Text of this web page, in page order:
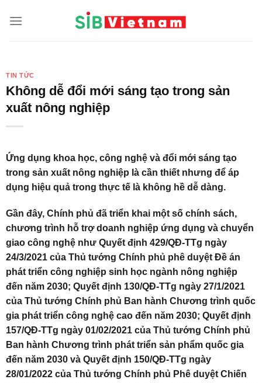
TIN TỨC
Không dễ đổi mới sáng tạo trong sản
xuất nông nghiệp
Ứng dụng khoa học, công nghệ và đổi mới sáng tạo
trong sản xuất nông nghiệp là cần thiết nhưng để áp
dụng hiệu quả trong thực tế là không hề dễ dàng.
Gần đây, Chính phủ đã triển khai một số chính sách,
chương trình hỗ trợ doanh nghiệp ứng dụng và chuyển
giao công nghệ như Quyết định 429/QĐ-TTg ngày
24/3/2021 của Thủ tướng Chính phủ phê duyệt Đề án
phát triển công nghiệp sinh học ngành nông nghiệp
đến năm 2030; Quyết định 130/QĐ-TTg ngày 27/1/2021
của Thủ tướng Chính phủ Ban hành Chương trình quốc
gia phát triển công nghệ cao đến năm 2030; Quyết định
157/QĐ-TTg ngày 01/02/2021 của Thủ tướng Chính phủ
Ban hành Chương trình phát triển sản phẩm quốc gia
đến năm 2030 và Quyết định 150/QĐ-TTg ngày
28/01/2022 của Thủ tướng Chính phủ Phê duyệt Chiến